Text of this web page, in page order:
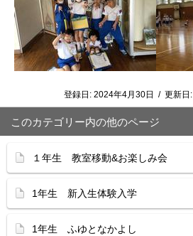
登録日: 2024年4月30日 / 更新日:
このカテゴリー内の他のページ
１年生 教室移動&お楽しみ会
1年生 新入生体験入学
1年生 ふゆとなかよし